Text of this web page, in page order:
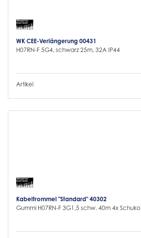
WK CEE-Verlängerung 00431
H07RN-F 5G4, schwarz 25m, 32A IP44
Artikel
Kabeltrommel "Standard" 40302
Gummi H07RN-F 3G1,5 schw. 40m 4x Schuko